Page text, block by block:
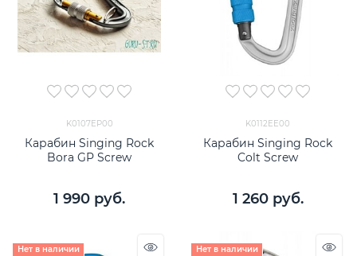
K0107EP00
Карабин Singing Rock
Bora GP Screw
1 990 руб.
K0112EE00
Карабин Singing Rock
Colt Screw
1 260 руб.
Нет в наличии Нет в наличии